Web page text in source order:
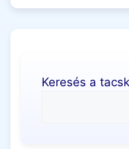
Keresés a